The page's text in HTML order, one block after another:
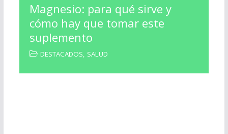
Magnesio: para qué sirve y
cómo hay que tomar este
suplemento
DESTACADOS, SALUD